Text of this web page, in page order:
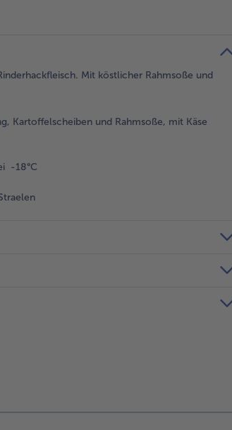
Mit köstlicher Rahmsoße und
Kartoffelscheiben und Rahmsoße, mit Käse
-18°C